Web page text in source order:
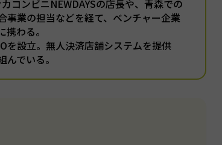
コンビニNEWDAYSの店長や、青森での
事業の担当などを経て、ベンチャー企業
わる。
を設立。無人決済店舗システムを提供
でいる。